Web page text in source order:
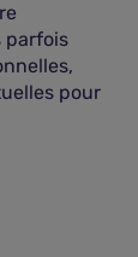
parfois
pour